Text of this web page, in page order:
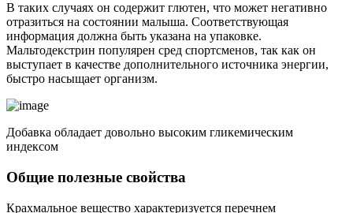
В таких случаях он содержит глютен, что может негативно
отразиться на состоянии малыша. Соответствующая
информация должна быть указана на упаковке.
Мальтодекстрин популярен сред спортсменов, так как он
выступает в качестве дополнительного источника энергии,
быстро насыщает организм.
Добавка обладает довольно высоким гликемическим
индексом
Общие полезные свойства
Крахмальное вещество характеризуется перечнем